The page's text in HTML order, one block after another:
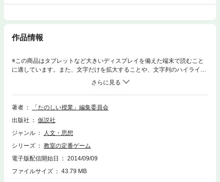
作品情報
※この商品はタブレットなど大きいディスプレイを備えた端末で読むこと
に適しています。また、文字だけを拡大することや、文字列のハイライ
ト、検索、辞書の参照、引用などの機能が使用できません。お楽しみ会用
から授業に使えるものまで，「子どもたちとのイイ関係」を基本にしたゲ
ームやアイデアを紹介。他のゲームやレクリェーションの本と違って，た
だやり方を紹介するだけでなく，実際に試してみたという詳しい報告付
ツ」までガイド。〔もくじ〕１ みんなでイ～雰囲気……ゲームで気分転
換連想ゲーム／わたしは誰でしょう？ゲーム／卵たて／クイズ100人に聞
すら歌うキャンプファイヤー，他２ ドリルでたのしく習熟……授業でゲ
ーム県名ビンゴ／「地図さがしっこ」／九九ずもう／ひらがなクロスワー
からだを動かそう！……体育の時間にもOK巴鬼／二つ球ドッジボール／
著者
「たのしい授業」編集委員会
出版社
仮説社
ジャンル
人文・思想
シリーズ
教室の定番ゲーム
電子版配信開始日
2014/09/09
ファイルサイズ
43.79 MB